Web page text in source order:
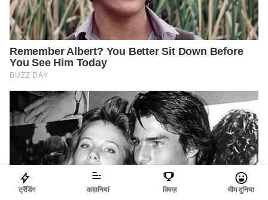
ट्रेंडिंग कहानियां क्विज़ मीम दुनिया